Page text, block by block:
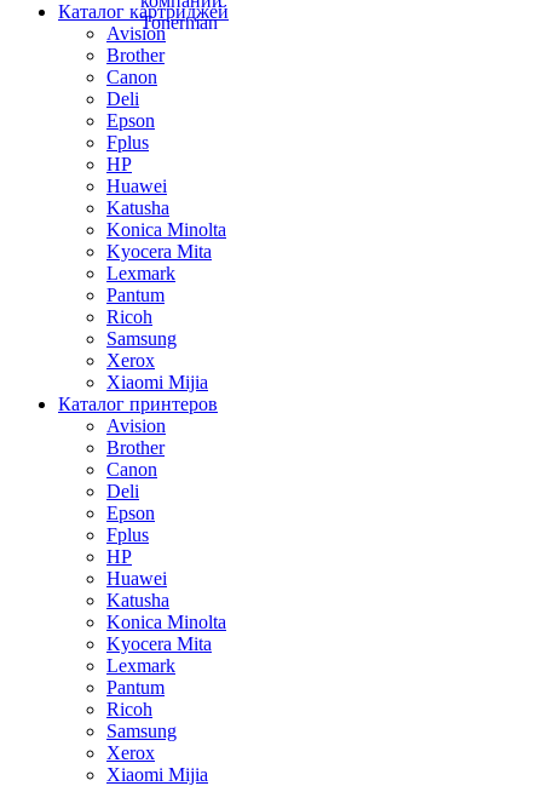
Каталог картриджей
Avision
Brother
Canon
Deli
Epson
Fplus
HP
Huawei
Katusha
Konica Minolta
Kyocera Mita
Lexmark
Pantum
Ricoh
Samsung
Xerox
Xiaomi Mijia
Каталог принтеров
Avision
Brother
Canon
Deli
Epson
Fplus
HP
Huawei
Katusha
Konica Minolta
Kyocera Mita
Lexmark
Pantum
Ricoh
Samsung
Xerox
Xiaomi Mijia